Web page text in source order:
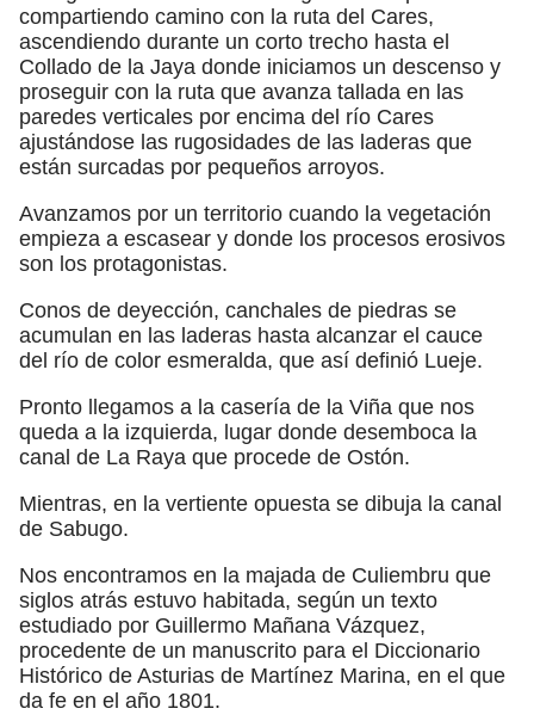
compartiendo camino con la ruta del Cares,
ascendiendo durante un corto trecho hasta el
Collado de la Jaya donde iniciamos un descenso y
proseguir con la ruta que avanza tallada en las
paredes verticales por encima del río Cares
ajustándose las rugosidades de las laderas que
están surcadas por pequeños arroyos.
Avanzamos por un territorio cuando la vegetación
empieza a escasear y donde los procesos erosivos
son los protagonistas.
Conos de deyección, canchales de piedras se
acumulan en las laderas hasta alcanzar el cauce
del río de color esmeralda, que así definió Lueje.
Pronto llegamos a la casería de la Viña que nos
queda a la izquierda, lugar donde desemboca la
canal de La Raya que procede de Ostón.
Mientras, en la vertiente opuesta se dibuja la canal
de Sabugo.
Nos encontramos en la majada de Culiembru que
siglos atrás estuvo habitada, según un texto
estudiado por Guillermo Mañana Vázquez,
procedente de un manuscrito para el Diccionario
Histórico de Asturias de Martínez Marina, en el que
da fe en el año 1801.